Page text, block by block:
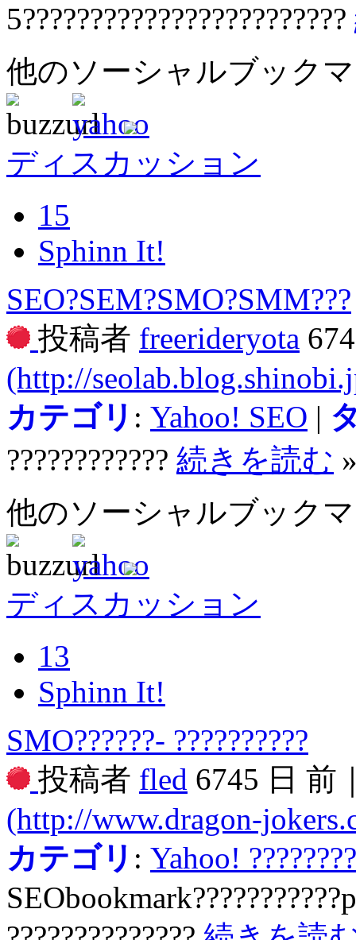
5????????????????????????
他のソーシャルブック
ディスカッション
15
Sphinn It!
SEO?SEM?SMO?SMM???
投稿者 freerideryota
(http://
カテゴリ : Yahoo! SEO |
???????????? 続きを読む
他のソーシャルブック
ディスカッション
13
Sphinn It!
SMO??????- ??????????
投稿者 fled 6745 日 前
(http://www.dragon-
カテゴリ : Yahoo! ????????